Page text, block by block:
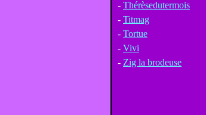
- Thérèsedutermois
- Titmag
- Tortue
- Vivi
- Zig la brodeuse